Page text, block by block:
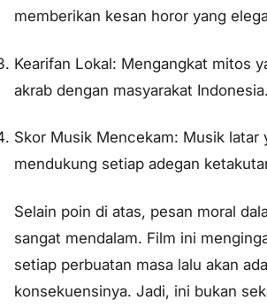
memberikan kesan horor yang
Kearifan Lokal: Mengangkat mitos
akrab dengan masyarakat Indonesia.
Skor Musik Mencekam: Musik latar
mendukung setiap adegan
Selain poin di atas, pesan moral
sangat mendalam. Film ini
setiap perbuatan masa lalu akan ada
konsekuensinya. Jadi, ini bukan